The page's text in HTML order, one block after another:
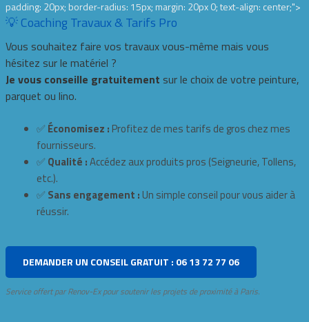
padding: 20px; border-radius: 15px; margin: 20px 0; text-align: center;">
💡 Coaching Travaux & Tarifs Pro
Vous souhaitez faire vos travaux vous-même mais vous
hésitez sur le matériel ?
Je vous conseille gratuitement sur le choix de votre peinture,
parquet ou lino.
✅ Économisez : Profitez de mes tarifs de gros chez mes
fournisseurs.
✅ Qualité :Accédez aux produits pros (Seigneurie, Tollens,
etc.).
✅ Sans engagement : Un simple conseil pour vous aider à
réussir.
DEMANDER UN CONSEIL GRATUIT : 06 13 72 77 06
Service offert par Renov-Ex pour soutenir les projets de proximité à Paris.